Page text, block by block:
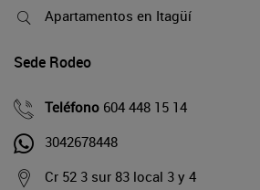
Apartamentos en Itagüí
Sede Rodeo
Teléfono 604 448 15 14
3042678448
Cr 52 3 sur 83 local 3 y 4